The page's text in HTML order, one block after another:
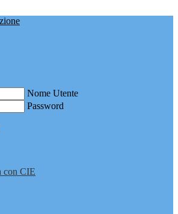
Nome Utente
Password
con CIE